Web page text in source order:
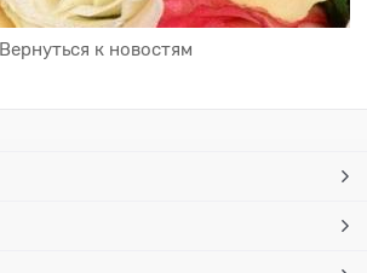
Вернуться к новостям